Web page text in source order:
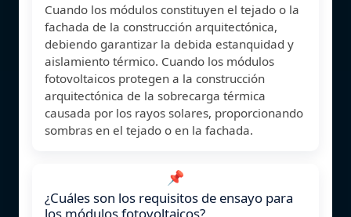
Cuando los módulos constituyen el tejado o la
fachada de la construcción arquitectónica,
debiendo garantizar la debida estanquidad y
aislamiento térmico. Cuando los módulos
fotovoltaicos protegen a la construcción
arquitectónica de la sobrecarga térmica
causada por los rayos solares, proporcionando
sombras en el tejado o en la fachada.
📌
¿Cuáles son los requisitos de ensayo para